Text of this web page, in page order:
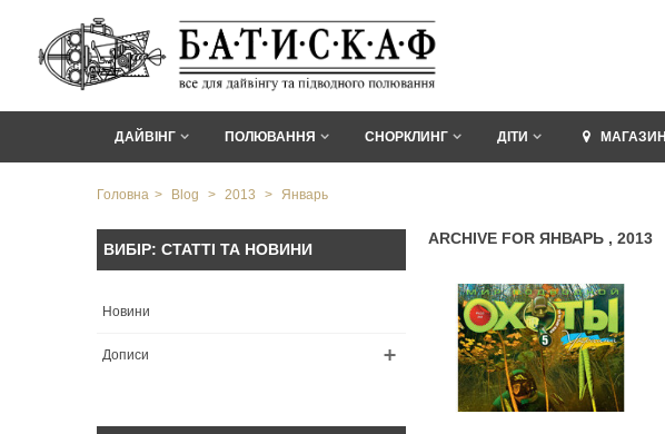
ДАЙВІНГ ПОЛЮВАННЯ СНОРКЛИНГ ДІТИ МАГАЗИН
Головна > Blog > 2013 > Январь
ВИБІР: СТАТТІ ТА НОВИНИ
Новини
Дописи
ARCHIVE FOR ЯНВАРЬ , 2013